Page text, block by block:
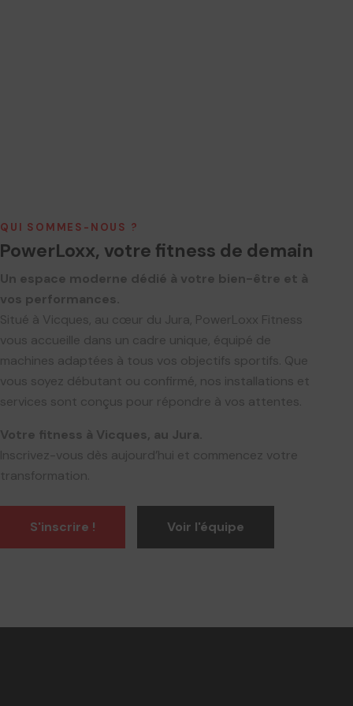
QUI SOMMES-NOUS ?
PowerLoxx, votre fitness de demain
Un espace moderne dédié à votre bien-être et à
vos performances.
Situé à Vicques, au cœur du Jura, PowerLoxx Fitness
vous accueille dans un cadre unique, équipé de
machines adaptées à tous vos objectifs sportifs. Que
vous soyez débutant ou confirmé, nos installations et
services sont conçus pour répondre à vos attentes.
Votre fitness à Vicques, au Jura.
Inscrivez-vous dès aujourd’hui et commencez votre
transformation.
S'inscrire ! Voir l'équipe